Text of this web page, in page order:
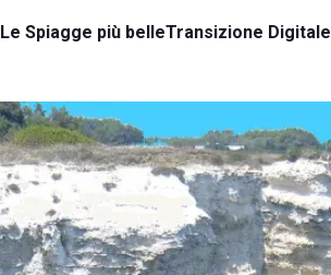
Le Spiagge più belleTransizione Digitale